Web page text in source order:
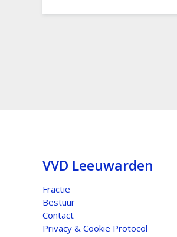
VVD Leeuwarden
Fractie
Bestuur
Contact
Privacy & Cookie Protocol